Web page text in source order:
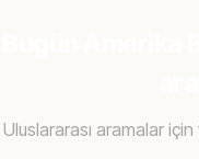
Uluslararası aramalar